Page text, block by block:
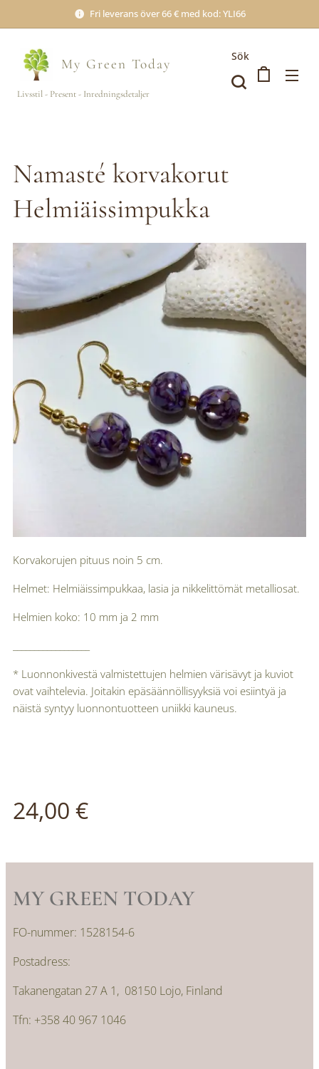
Fri leverans över 66 € med kod: YLI66
My Green Today
Livsstil - Present - Inredningsdetaljer
Sök
Namasté korvakorut
Helmiäissimpukka
Korvakorujen pituus noin 5 cm.
Helmet: Helmiäissimpukkaa, lasia ja nikkelittömät metalliosat.
Helmien koko: 10 mm ja 2 mm
* Luonnonkivestä valmistettujen helmien värisävyt ja kuviot
ovat vaihtelevia. Joitakin epäsäännöllisyyksiä voi esiintyä ja
näistä syntyy luonnontuotteen uniikki kauneus.
24,00 €
MY GREEN TODAY
FO-nummer: 1528154-6
Postadress:
Takanengatan 27 A 1, 08150 Lojo, Finland
Tfn: +358 40 967 1046